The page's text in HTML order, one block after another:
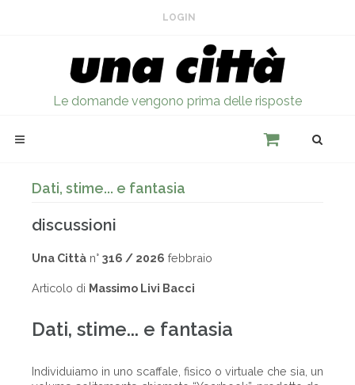
LOGIN
Le domande vengono prima delle risposte
Dati, stime... e fantasia
discussioni
Una Città n° 316 / 2026 febbraio
Articolo di Massimo Livi Bacci
Dati, stime... e fantasia
Individuiamo in uno scaffale, fisico o virtuale che sia, un